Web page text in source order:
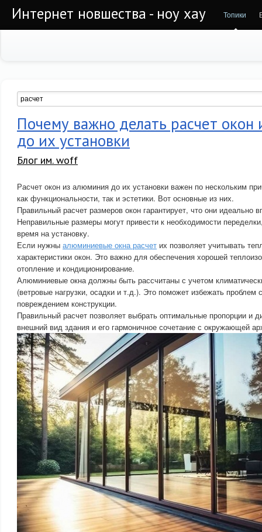
Интернет новшества - ноу хау Топики
Почему важно делать расчет
до их установки
Блог им. woff
Расчет окон из алюминия до их установки важен по нескольким
как функциональности, так и эстетики. Вот основные из них.
Правильный расчет размеров окон гарантирует, что они идеально
Неправильные размеры могут привести к необходимости
время на установку.
Если нужны алюминиевые окна расчет их позволяет учитывать
характеристики окон. Это важно для обеспечения хорошей
отопление и кондиционирование.
Алюминиевые окна должны быть рассчитаны с учетом
(ветровые нагрузки, осадки и т.д.). Это поможет избежать
повреждением конструкции.
Правильный расчет позволяет выбрать оптимальные пропорции и
внешний вид здания и его гармоничное сочетание с окружающей